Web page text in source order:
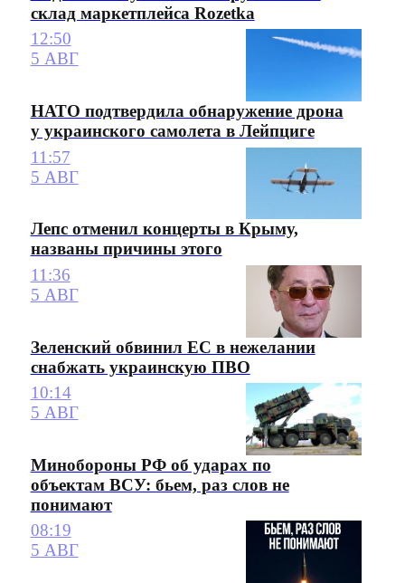
склад маркетплейса Rozetka
12:50
5 АВГ
НАТО подтвердила обнаружение дрона
у украинского самолета в Лейпциге
11:57
5 АВГ
Лепс отменил концерты в Крыму,
названы причины этого
11:36
5 АВГ
Зеленский обвинил ЕС в нежелании
снабжать украинскую ПВО
10:14
5 АВГ
Минобороны РФ об ударах по
объектам ВСУ: бьем, раз слов не
понимают
08:19
5 АВГ